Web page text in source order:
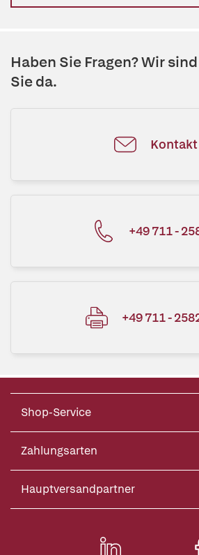
Haben Sie Fragen? Wir
Sie da.
Kontakt
+49 711 -
+49 711 -
Shop-Service
Zahlungsarten
Hauptversandpartner